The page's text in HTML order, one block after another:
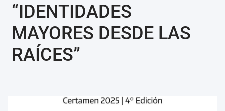
“IDENTIDADES
MAYORES DESDE LAS
RAÍCES”